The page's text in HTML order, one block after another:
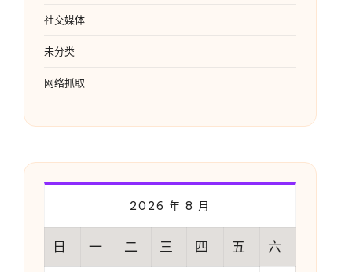
社交媒体
未分类
网络抓取
2026 年 8 月
日 一 二 三 四 五 六